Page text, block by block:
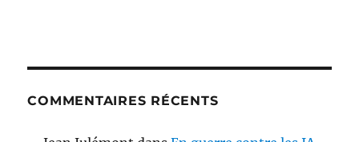
COMMENTAIRES RÉCENTS